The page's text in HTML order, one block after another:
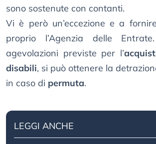
sono sostenute con contanti.
Vi è però un’eccezione e a
proprio l’Agenzia delle
agevolazioni previste per l’
disabili, si può ottenere la
in caso di permuta.
LEGGI ANCHE